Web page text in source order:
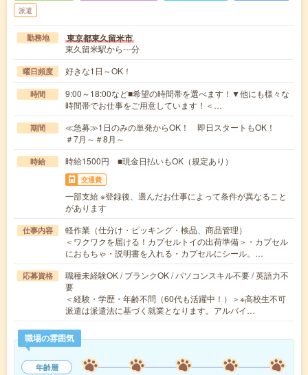
派遣
勤務地 東京都東久留米市
東久留米駅から---分
曜日頻度 好きな1日～OK！
時間
9:00～18:00など■希望の時間帯を選べます！▼他にも様々な
時間帯でお仕事をご用意しています！＜…
期間
≪急募≫1日のみの単発からOK！ 即日スタートもOK！
＃7月～＃8月～
時給 時給1500円 ■現金日払いもOK（規定あり）
交通費
一部支給 ※登録後、選んだお仕事によって条件が異なること
があります
仕事内容
軽作業（仕分け・ピッキング・検品、商品管理）
＜ワクワクを届ける！カプセルトイの出荷準備＞・カプセル
におもちゃ・説明書を入れる・カプセルにシール。…
応募資格
職種未経験OK / ブランクOK / パソコンスキル不要 / 英語力不
要
＜経験・学歴・年齢不問（60代も活躍中！）＞※高校生不可
派遣は派遣法に基づく就業となります。アルバイ…
職場の雰囲気
年齢層